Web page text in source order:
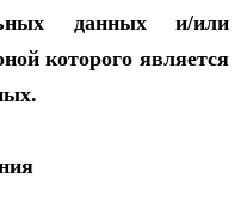
данных и/или
которого является